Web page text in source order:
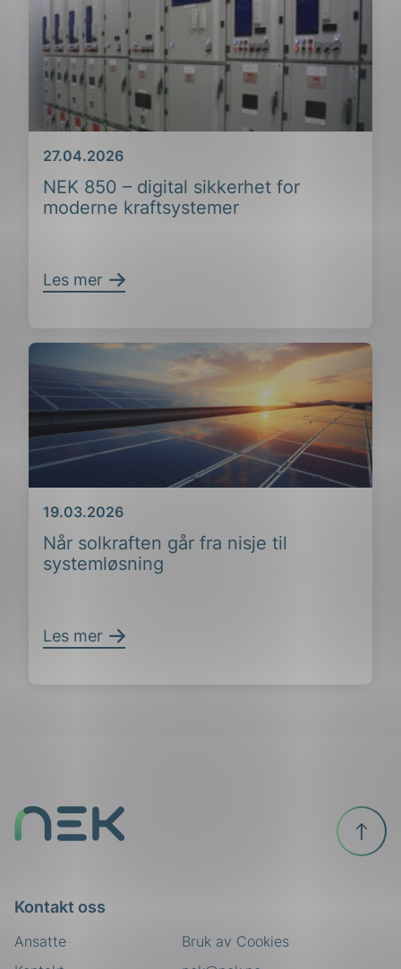
NEK 850 – digital sikkerhet for
moderne kraftsystemer
Dato
27.04.2026
Les mer
Når solkraften går fra nisje til
systemløsning
Dato
19.03.2026
Les mer
Kontakt oss
Ansatte
Bruk av Cookies
Til
toppen